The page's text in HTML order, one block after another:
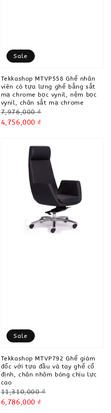
Sale
Tekkashop MTVP558 Ghế nhân
viên có tựa lưng ghế bằng sắt
mạ chrome bọc vynil, nệm bọc
vynil, chân sắt mạ chrome
Regular
price
7,976,000 ₫
Sale
4,756,000 ₫
Sale
Tekkashop MTVP792 Ghế giám
đốc với tựa đầu và tay ghế cố
định, chân nhôm bóng chịu lực
cao
Regular
price
11,310,000 ₫
Sale
6,786,000 ₫